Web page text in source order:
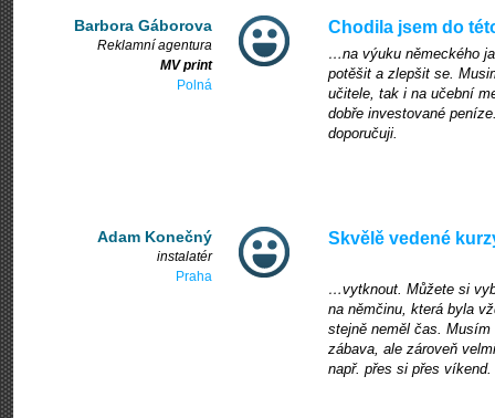
Barbora Gáborova
Reklamní agentura
MV print
Polná
Chodila jsem do
…na výuku německého
potěšit a zlepšit se.
učitele, tak i na učební
dobře investované
doporučuji.
Adam Konečný
instalatér
Praha
Skvělě vedené
…vytknout. Můžete si
na němčinu, která byla
stejně neměl čas.
zábava, ale zároveň
např. přes si přes víkend.